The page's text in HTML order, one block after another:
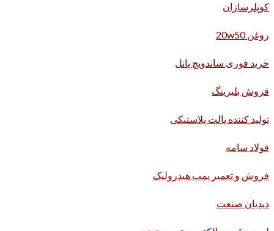
کوپلرسازان
روغن 20w50
خرید فوری ساندویچ پانل
فروش بلبرینگ
تولید کننده پالت پلاستیکی
فولاد سامه
فروش و تعمیر پمپ هیدرولیک
دیدبان صنعت